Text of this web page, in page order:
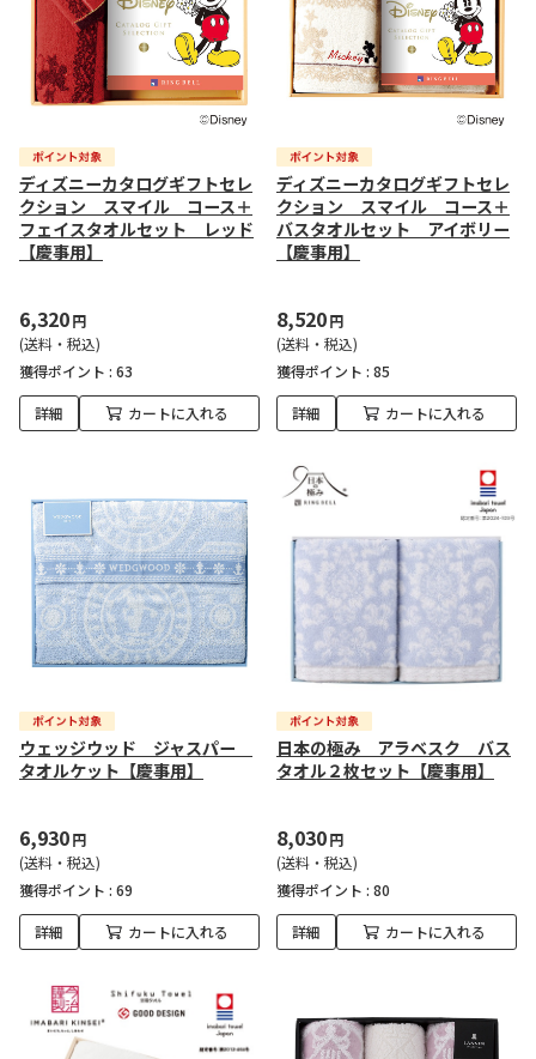
ディズニーカタログギフトセレ
クション スマイル コース＋
フェイスタオルセット レッド
【慶事用】
6,320円
(送料・税込)
獲得ポイント : 63
詳細 カートに入れる
ディズニーカタログギフトセレ
クション スマイル コース＋
バスタオルセット アイボリー
【慶事用】
8,520円
(送料・税込)
獲得ポイント : 85
詳細 カートに入れる
ウェッジウッド ジャスパー
タオルケット【慶事用】
6,930円
(送料・税込)
獲得ポイント : 69
詳細 カートに入れる
日本の極み アラベスク バス
タオル２枚セット【慶事用】
8,030円
(送料・税込)
獲得ポイント : 80
詳細 カートに入れる